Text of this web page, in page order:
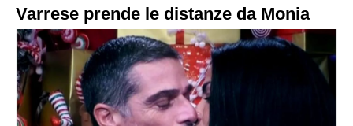
Varrese prende le distanze da Monia